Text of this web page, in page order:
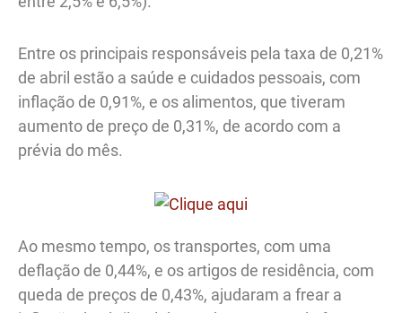
Entre os principais responsáveis pela taxa de 0,21%
de abril estão a saúde e cuidados pessoais, com
inflação de 0,91%, e os alimentos, que tiveram
aumento de preço de 0,31%, de acordo com a
prévia do mês.
Ao mesmo tempo, os transportes, com uma
deflação de 0,44%, e os artigos de residência, com
queda de preços de 0,43%, ajudaram a frear a